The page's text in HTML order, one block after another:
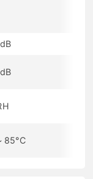
85°C